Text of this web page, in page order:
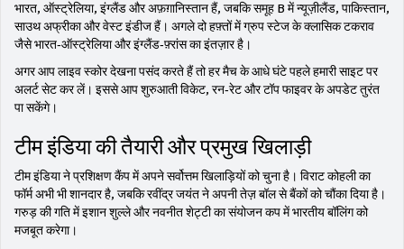
भारत, ऑस्ट्रेलिया, इंग्लैंड और अफ़ग़ानिस्तान हैं, जबकि समूह B में न्यूज़ीलैंड, पाकिस्तान,
साउथ अफ्रीका और वेस्ट इंडीज हैं। अगले दो हफ़्तों में ग्रुप स्टेज के क्लासिक टकराव
जैसे भारत‑ऑस्ट्रेलिया और इंग्लैंड‑फ़्रांस का इंतज़ार है।
अगर आप लाइव स्कोर देखना पसंद करते हैं तो हर मैच के आधे घंटे पहले हमारी साइट पर
अलर्ट सेट कर लें। इससे आप शुरुआती विकेट, रन‑रेट और टॉप फाइवर के अपडेट तुरंत
पा सकेंगे।
टीम इंडिया की तैयारी और प्रमुख खिलाड़ी
टीम इंडिया ने प्रशिक्षण कैंप में अपने सर्वोत्तम खिलाड़ियों को चुना है। विराट कोहली का
फॉर्म अभी भी शानदार है, जबकि रवींद्र जयंत ने अपनी तेज़ बॉल से बैंकों को चौंका दिया है।
गरुड़ की गति में इशान शुल्ले और नवनीत शेट्टी का संयोजन कप में भारतीय बॉलिंग को
मजबूत करेगा।